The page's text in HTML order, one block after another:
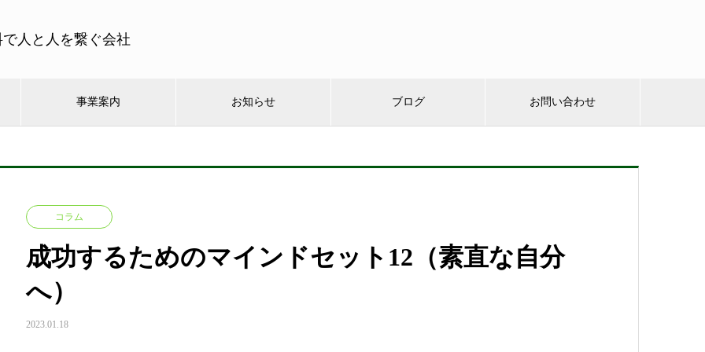
人と人を繋ぐ会社
事業案内 お知らせ ブログ お問い合わせ
コラム
成功するためのマインドセット12（素直な自分
へ）
2023.01.18